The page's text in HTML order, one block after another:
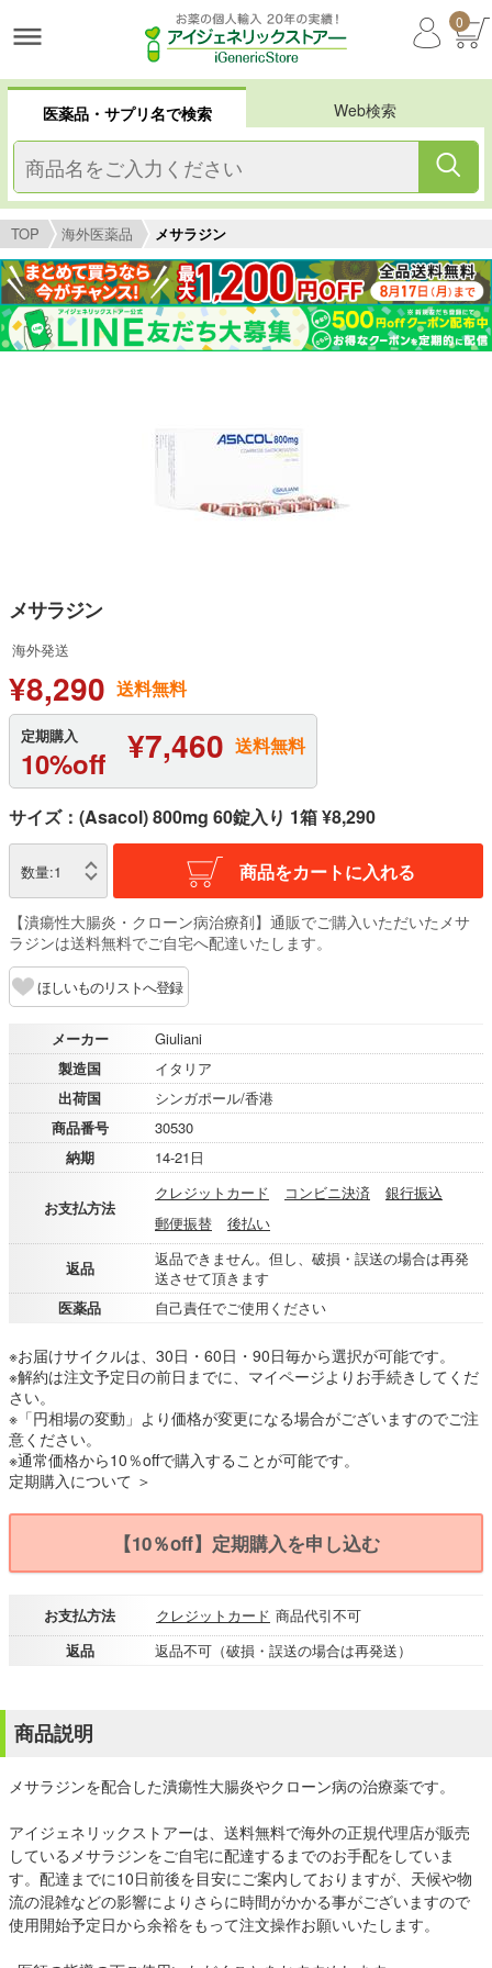
0
医薬品・サプリ名で検索 Web検索
TOP 海外医薬品 メサラジン
メサラジン
海外発送
¥8,290 送料無料
定期購入
10%off ¥7,460 送料無料
サイズ：(Asacol) 800mg 60錠入り 1箱 ¥8,290
数量:1 商品をカートに入れる
【潰瘍性大腸炎・クローン病治療剤】通販でご購入いただいたメサ
ラジンは送料無料でご自宅へ配達いたします。
ほしいものリストへ登録
メーカー
Giuliani
製造国
イタリア
出荷国
シンガポール/香港
商品番号
30530
納期
14-21日
お支払方法
クレジットカード コンビニ決済
銀行振込
郵便振替
後払い
返品
返品できません。但し、破損・誤送の場合は再発
送させて頂きます
医薬品
自己責任でご使用ください
※お届けサイクルは、30日・60日・90日毎から選択が可能です。
※解約は注文予定日の前日までに、マイページよりお手続きしてくだ
さい。
※「円相場の変動」より価格が変更になる場合がございますのでご注
意ください。
※通常価格から10％offで購入することが可能です。
定期購入について ＞
【10％off】定期購入を申し込む
お支払方法 クレジットカード 商品代引不可
返品
返品不可（破損・誤送の場合は再発送）
商品説明
メサラジンを配合した潰瘍性大腸炎やクローン病の治療薬です。
アイジェネリックストアーは、送料無料で海外の正規代理店が販売
しているメサラジンをご自宅に配達するまでのお手配をしていま
す。配達までに10日前後を目安にご案内しておりますが、天候や物
流の混雑などの影響によりさらに時間がかかる事がございますので
使用開始予定日から余裕をもって注文操作お願いいたします。